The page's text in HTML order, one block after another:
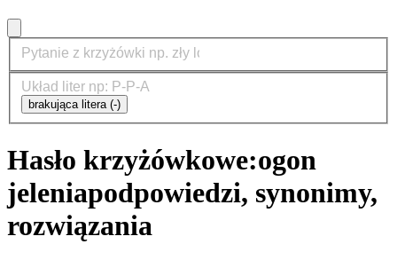
brakująca litera (-)
Hasło krzyżówkowe:ogon
jeleniapodpowiedzi, synonimy,
rozwiązania